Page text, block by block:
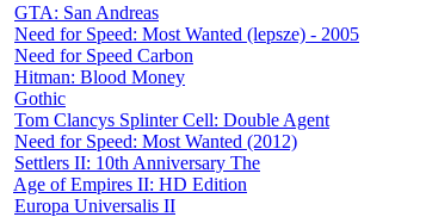
GTA: San Andreas
Need for Speed: Most Wanted (lepsze) - 2005
Need for Speed Carbon
Hitman: Blood Money
Gothic
Tom Clancys Splinter Cell: Double Agent
Need for Speed: Most Wanted (2012)
Settlers II: 10th Anniversary The
Age of Empires II: HD Edition
Europa Universalis II